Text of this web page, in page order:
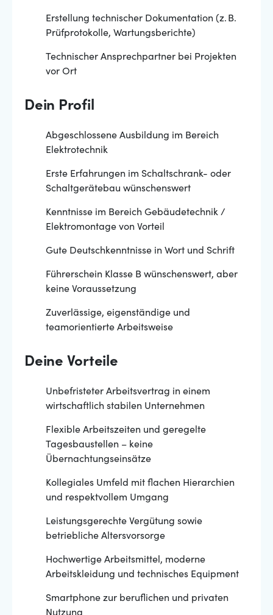
Erstellung technischer Dokumentation (z. B.
Prüfprotokolle, Wartungsberichte)
Technischer Ansprechpartner bei Projekten
vor Ort
Dein Profil
Abgeschlossene Ausbildung im Bereich
Elektrotechnik
Erste Erfahrungen im Schaltschrank- oder
Schaltgerätebau wünschenswert
Kenntnisse im Bereich Gebäudetechnik /
Elektromontage von Vorteil
Gute Deutschkenntnisse in Wort und Schrift
Führerschein Klasse B wünschenswert, aber
keine Voraussetzung
Zuverlässige, eigenständige und
teamorientierte Arbeitsweise
Deine Vorteile
Unbefristeter Arbeitsvertrag in einem
wirtschaftlich stabilen Unternehmen
Flexible Arbeitszeiten und geregelte
Tagesbaustellen – keine
Übernachtungseinsätze
Kollegiales Umfeld mit flachen Hierarchien
und respektvollem Umgang
Leistungsgerechte Vergütung sowie
betriebliche Altersvorsorge
Hochwertige Arbeitsmittel, moderne
Arbeitskleidung und technisches Equipment
Smartphone zur beruflichen und privaten